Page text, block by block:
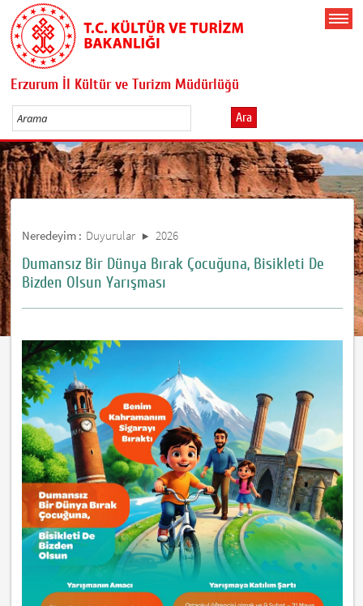
Erzurum İl Kültür ve Turizm Müdürlüğü
Ara
Neredeyim : Duyurular 2026
Dumansız Bir Dünya Bırak Çocuğuna, Bisikleti De
Bizden Olsun Yarışması